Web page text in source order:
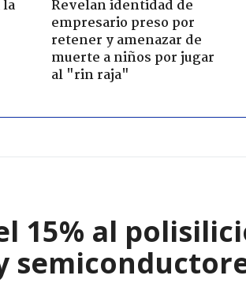
Revelan identidad de
empresario preso por
retener y amenazar de
muerte a niños por jugar
al "rin raja"
15% al